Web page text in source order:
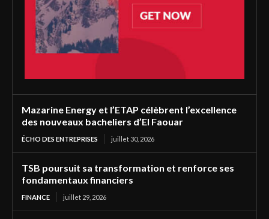
Mazarine Energy et l’ETAP célèbrent l’excellence
des nouveaux bacheliers d’El Faouar
ÉCHO DES ENTREPRISES juillet 30, 2026
TSB poursuit sa transformation et renforce ses
fondamentaux financiers
FINANCE juillet 29, 2026